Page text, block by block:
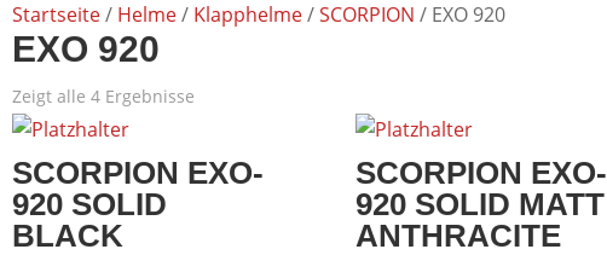
Startseite/ Helme/ Klapphelme/SCORPION / EXO 920
EXO 920
Zeigt alle 4 Ergebnisse
SCORPION EXO-
920 SOLID
BLACK
SCORPION EXO-
920 SOLID MATT
ANTHRACITE